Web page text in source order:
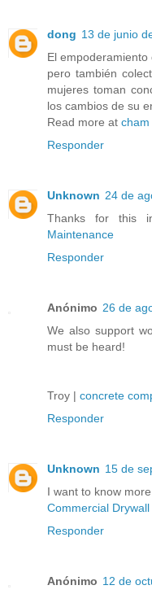
dong 13 de junio
El
pero también
mujeres toman
los cambios de su
Read more at cham
Responder
Unknown 24 de
Thanks for this
Maintenance
Responder
Anónimo 26 de
We also support
must be heard!
Troy | concrete
Responder
Unknown 15 de
I want to know
Commercial
Responder
Anónimo 12 de